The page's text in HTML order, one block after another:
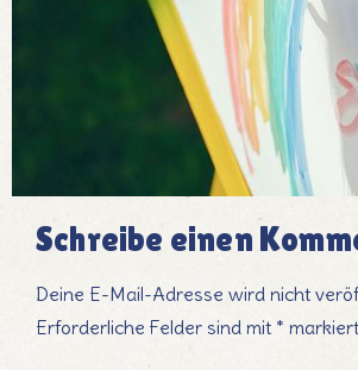
Schreibe einen
Deine E-Mail-Adresse wird nicht
Erforderliche Felder sind mit * markiert